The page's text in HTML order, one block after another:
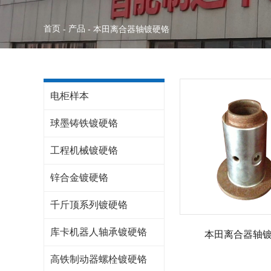
首页 - 产品 - 本田离合器轴镀硬铬
电柜样本
球墨铸铁镀硬铬
工程机械镀硬铬
锌合金镀硬铬
千斤顶系列镀硬铬
库卡机器人轴承镀硬铬
高铁制动器螺栓镀硬铬
本田离合器轴